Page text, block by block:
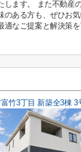
します。 また不動産
のある方も、ぜひお
適なご提案と解決策